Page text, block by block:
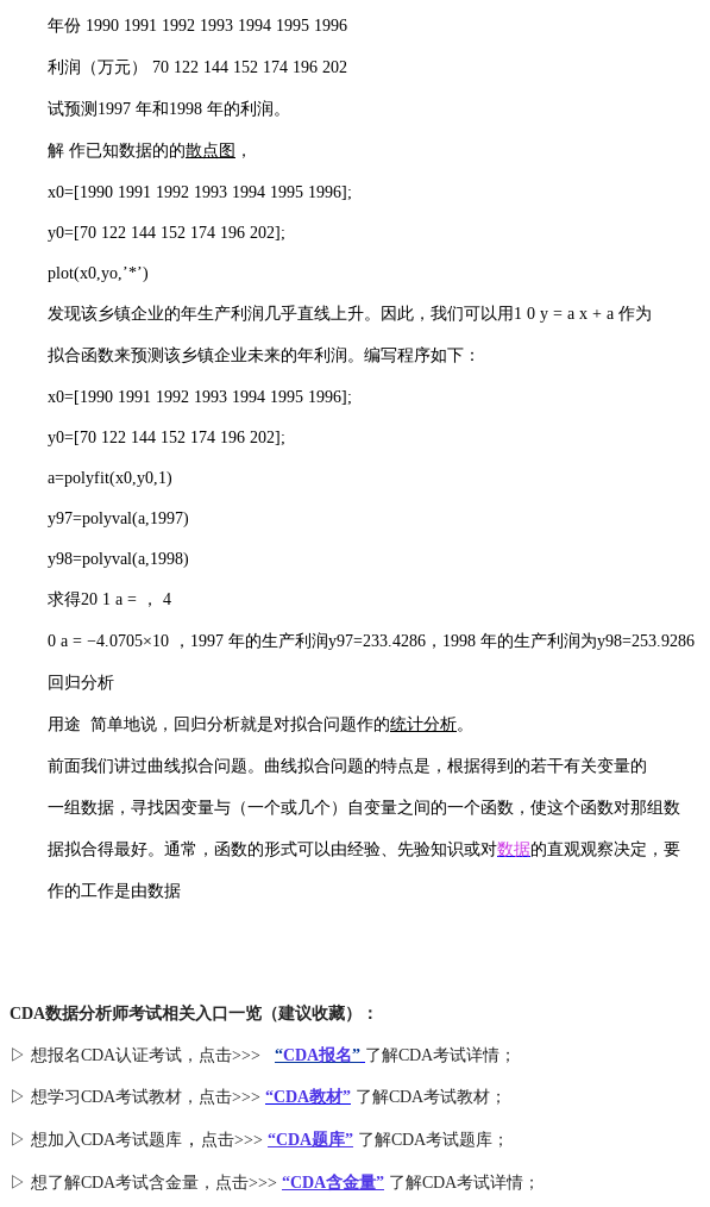
年份 1990 1991 1992 1993 1994 1995 1996
利润（万元） 70 122 144 152 174 196 202
试预测1997 年和1998 年的利润。
解 作已知数据的的散点图 ，
x0=[1990 1991 1992 1993 1994 1995 1996];
y0=[70 122 144 152 174 196 202];
plot(x0,yo,’*’)
发现该乡镇企业的年生产利润几乎直线上升。因此，我们可以用1 0 y = a x + a 作为
拟合函数来预测该乡镇企业未来的年利润。编写程序如下：
x0=[1990 1991 1992 1993 1994 1995 1996];
y0=[70 122 144 152 174 196 202];
a=polyfit(x0,y0,1)
y97=polyval(a,1997)
y98=polyval(a,1998)
求得20 1 a = ， 4
0 a = −4.0705×10 ，1997 年的生产利润y97=233.4286，1998 年的生产利润为
回归分析
用途 简单地说，回归分析就是对拟合问题作的统计分析。
前面我们讲过曲线拟合问题。曲线拟合问题的特点是，根据得到的若干有关变量的
一组数据，寻找因变量与（一个或几个）自变量之间的一个函数，使这个函数对那组数
据拟合得最好。通常，函数的形式可以由经验、先验知识或对数据的直观观察决定，要
作的工作是由数据
CDA数据分析师考试相关入口一览（建议收藏）：
▷ 想报名CDA认证考试，点击>>> “CDA报名” 了解CDA考试详情；
▷ 想学习CDA考试教材，点击>>> “CDA教材” 了解CDA考试教材；
▷ 想加入CDA考试题库 ， 点击>>> “CDA题库” 了解CDA考试题库；
▷ 想了解CDA考试含金量 ，点击>>> “CDA含金量” 了解CDA考试详情；